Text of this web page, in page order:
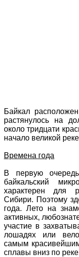
Байкал
растянулось на
около тридцати
начало великой
Времена года
В первую
байкальский
характерен для
Сибири. Поэтому
года. Лето на
активных,
участие в
лошадях или
самым
сплавы вниз по